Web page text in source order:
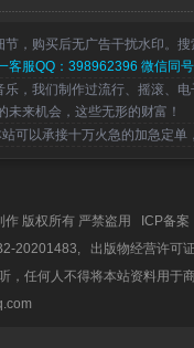
节，购买后无广告干扰水印。
客服QQ：398962396 微信同号
我们制作过流行、摇滚、
来机会，这些无形的财富！
以承接十万火急的加急定单
版权所有 严禁盗用 ICP备案
20201483, 出版物经营许可
任何人不得将本站资料用于